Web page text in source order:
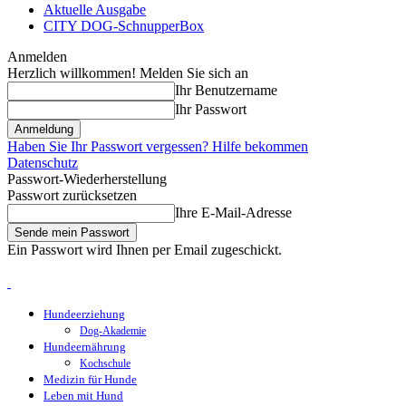
Aktuelle Ausgabe
CITY DOG-SchnupperBox
Anmelden
Herzlich willkommen! Melden Sie sich an
Ihr Benutzername
Ihr Passwort
Haben Sie Ihr Passwort vergessen? Hilfe bekommen
Datenschutz
Passwort-Wiederherstellung
Passwort zurücksetzen
Ihre E-Mail-Adresse
Ein Passwort wird Ihnen per Email zugeschickt.
Hundeerziehung
Dog-Akademie
Hundeernährung
Kochschule
Medizin für Hunde
Leben mit Hund